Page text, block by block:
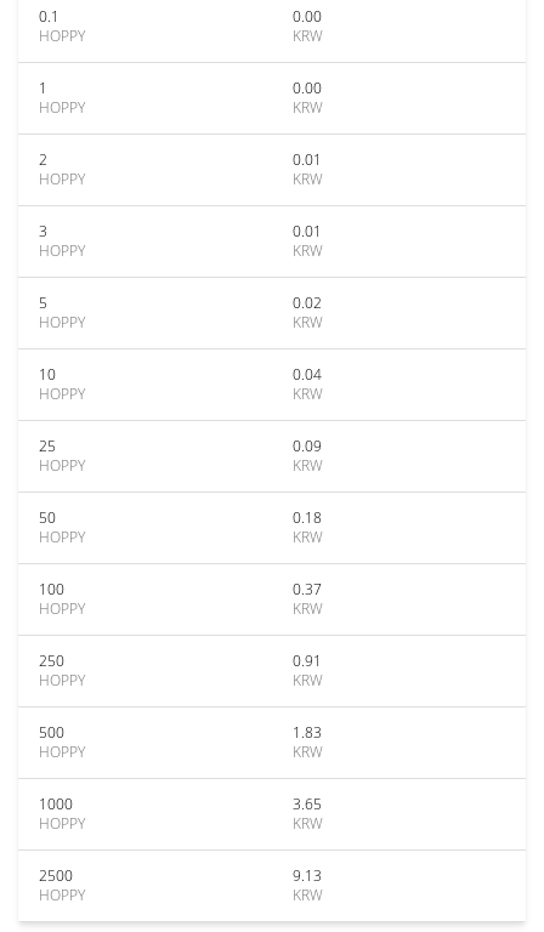
0.1
HOPPY
0.00
KRW
1
HOPPY
0.00
KRW
2
HOPPY
0.01
KRW
3
HOPPY
0.01
KRW
5
HOPPY
0.02
KRW
10
HOPPY
0.04
KRW
25
HOPPY
0.09
KRW
50
HOPPY
0.18
KRW
100
HOPPY
0.37
KRW
250
HOPPY
0.91
KRW
500
HOPPY
1.83
KRW
1000
HOPPY
3.65
KRW
2500
HOPPY
9.13
KRW